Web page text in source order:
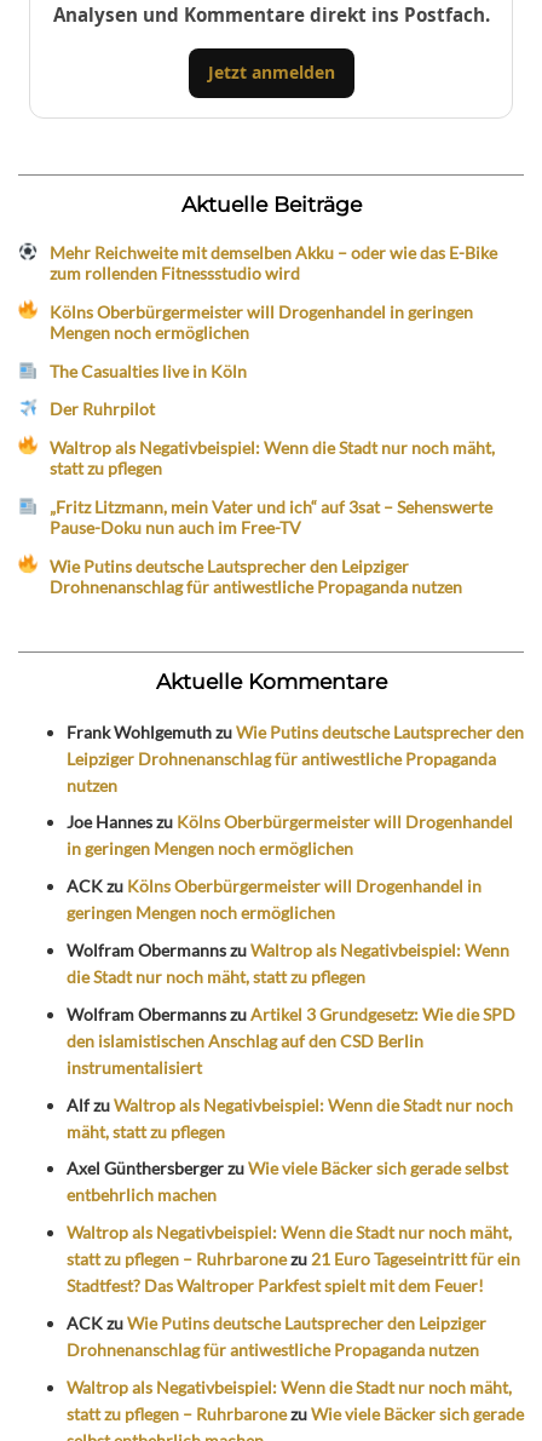
Analysen und Kommentare direkt ins Postfach.
Jetzt anmelden
Aktuelle Beiträge
Mehr Reichweite mit demselben Akku – oder wie das E-Bike
zum rollenden Fitnessstudio wird
Kölns Oberbürgermeister will Drogenhandel in geringen
Mengen noch ermöglichen
The Casualties live in Köln
Der Ruhrpilot
Waltrop als Negativbeispiel: Wenn die Stadt nur noch mäht,
statt zu pflegen
„Fritz Litzmann, mein Vater und ich“ auf 3sat – Sehenswerte
Pause-Doku nun auch im Free-TV
Wie Putins deutsche Lautsprecher den Leipziger
Drohnenanschlag für antiwestliche Propaganda nutzen
Aktuelle Kommentare
Frank WohlgemuthzuWie Putins deutsche Lautsprecher den
Leipziger Drohnenanschlag für antiwestliche Propaganda
nutzen
Joe Hanneszu Kölns Oberbürgermeister will Drogenhandel
in geringen Mengen noch ermöglichen
ACKzu Kölns Oberbürgermeister will Drogenhandel in
geringen Mengen noch ermöglichen
Wolfram ObermannszuWaltrop als Negativbeispiel: Wenn
die Stadt nur noch mäht, statt zu pflegen
Wolfram ObermannszuArtikel 3 Grundgesetz: Wie die SPD
den islamistischen Anschlag auf den CSD Berlin
instrumentalisiert
AlfzuWaltrop als Negativbeispiel: Wenn die Stadt nur noch
mäht, statt zu pflegen
Axel GünthersbergerzuWie viele Bäcker sich gerade selbst
entbehrlich machen
Waltrop als Negativbeispiel: Wenn die Stadt nur noch mäht,
statt zu pflegen – Ruhrbaronezu 21 Euro Tageseintritt für ein
Stadtfest? Das Waltroper Parkfest spielt mit dem Feuer!
ACKzuWie Putins deutsche Lautsprecher den Leipziger
Drohnenanschlag für antiwestliche Propaganda nutzen
Waltrop als Negativbeispiel: Wenn die Stadt nur noch mäht,
statt zu pflegen – RuhrbaronezuWie viele Bäcker sich gerade